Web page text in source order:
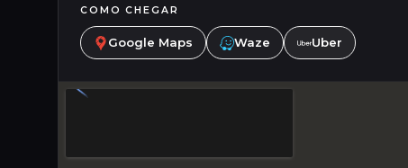
COMO CHEGAR
Google Maps Waze Uber